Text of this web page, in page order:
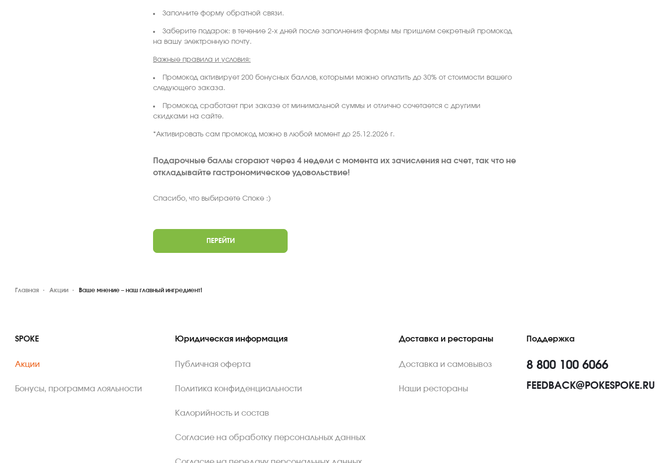
Заполните форму обратной связи.
Заберите подарок: в течение 2-х дней после заполнения формы мы пришлем секретный промокод
на вашу электронную почту.
Важные правила и условия:
Промокод активирует 200 бонусных баллов, которыми можно оплатить до 30% от стоимости вашего
следующего заказа.
Промокод сработает при заказе от минимальной суммы и отлично сочетается с другими
скидками на сайте.
*Активировать сам промокод можно в любой момент до 25.12.2026 г.
Подарочные баллы сгорают через 4 недели с момента их зачисления на счет, так что не
откладывайте гастрономическое удовольствие!
Спасибо, что выбираете Споке :)
ПЕРЕЙТИ
Главная Акции Ваше мнение – наш главный ингредиент!
SPOKE
Акции
Бонусы, программа лояльности
Юридическая информация
Публичная оферта
Политика конфиденциальности
Калорийность и состав
Согласие на обработку персональных данных
Доставка и рестораны
Доставка и самовывоз
Наши рестораны
Поддержка
8 800 100 6066
FEEDBACK@POKESPOKE.RU